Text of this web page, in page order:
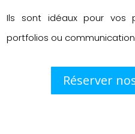
Ils sont idéaux pour vos
portfolios ou
Réserver